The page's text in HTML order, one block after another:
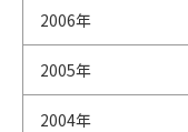
2006年
2005年
2004年